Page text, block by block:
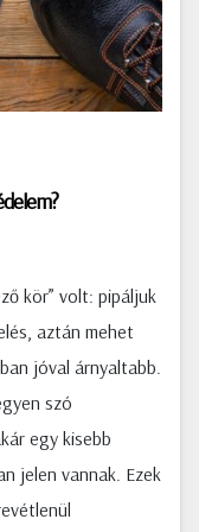
kör” volt: pipáljuk
aztán mehet
jóval árnyaltabb.
szó
egy kisebb
jelen vannak. Ezek